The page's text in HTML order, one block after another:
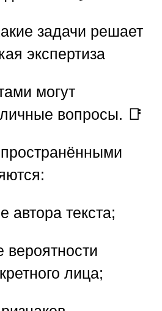
задачи решает
экспертиза
могут
вопросы. 📑
автора текста;
вероятности
лица;